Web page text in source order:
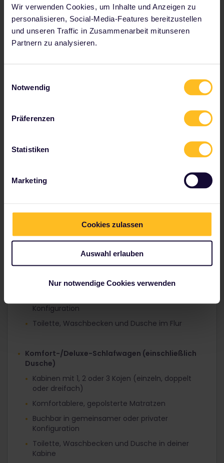
Wir verwenden Cookies, um Inhalte und Anzeigen zu
personalisieren, Social-Media-Features bereitzustellen
und unseren Traffic in Zusammenarbeit mitunseren
Partnern zu analysieren.
Notwendig
Präferenzen
Statistiken
Marketing
Cookies zulassen
Auswahl erlauben
Nur notwendige Cookies verwenden
Unterkunft:
Sitze
Auf bestimmten Strecken werden private
Toilette und Waschbecken im Flur
Schlafwagen
Kabinen mit 1, 2 oder 3 Kojen (einzeln, doppelt
oder dreifach)
Komfortablere gepolsterte Matratzen
Konfiguration
Toilette, Waschbecken und Dusche im Flur
Komfort-/Deluxe-Schlafwagen (einschließlich
Dusche)
Kabinen mit 1, 2 oder 3 Kojen (einzeln, doppelt
oder dreifach)
Komfortablere, gepolsterte Matratzen
Buchbar in gemeinsamer oder privater
Konfiguration
Toilette, Waschbecken und Dusche in deiner
Kabine